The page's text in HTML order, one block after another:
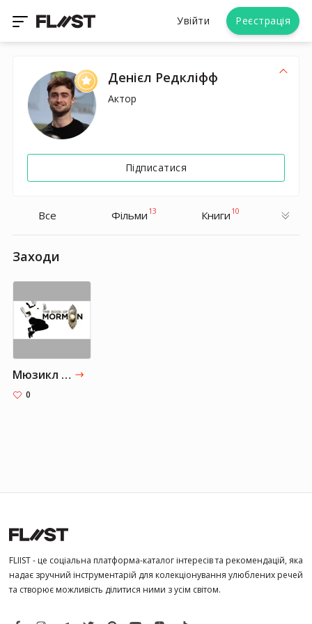
Увійти Реєстрація
Денієл Редкліфф
Актор
Підписатися
Все Фільми 13 Книги 10
Заходи
Мюзикл "Книга мормона"
0
FLIIST - це соціальна платформа-каталог інтересів та рекомендацій, яка
надає зручний інструментарій для колекціонування улюблених речей
та створює можливість ділитися ними з усім світом.